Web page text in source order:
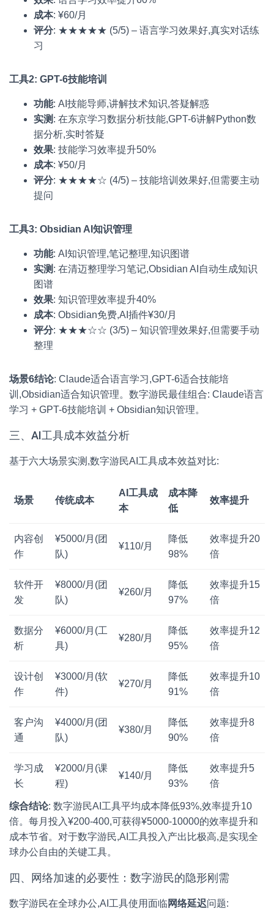
成本: ¥60/月
评分: ★★★★★ (5/5) – 语言学习效果好,真实对话练
习
工具2: GPT-6技能培训
功能: AI技能导师,讲解技术知识,答疑解惑
实测 : 在东京学习数据分析技能,GPT-6讲解Python数
据分析,实时答疑
效果: 技能学习效率提升50%
成本: ¥50/月
评分: ★★★★☆ (4/5) – 技能培训效果好,但需要主动
提问
工具3: Obsidian AI知识管理
功能: AI知识管理,笔记整理,知识图谱
实测 : 在清迈整理学习笔记,Obsidian AI自动生成知识
图谱
效果: 知识管理效率提升40%
成本: Obsidian免费,AI插件¥30/月
评分: ★★★☆☆ (3/5) – 知识管理效果好,但需要手动
整理
场景6结论: Claude适合语言学习,GPT-6适合技能培
训,Obsidian适合知识管理。数字游民最佳组合: Claude语言
学习 + GPT-6技能培训 + Obsidian知识管理。
三、AI工具成本效益分析
基于六大场景实测,数字游民AI工具成本效益对比:
场景 传统成本
AI工具成
本
成本降
低
效率提升
内容创
作
¥5000/月(团
队)
¥110/月
降低
98%
效率提升20
倍
软件开
发
¥8000/月(团
队)
¥260/月
降低
97%
效率提升15
倍
数据分
析
¥6000/月(工
具)
¥280/月
降低
95%
效率提升12
倍
设计创
作
¥3000/月(软
件)
¥270/月
降低
91%
效率提升10
倍
客户沟
通
¥4000/月(团
队)
¥380/月
降低
90%
效率提升8
倍
学习成
长
¥2000/月(课
程)
¥140/月
降低
93%
效率提升5
倍
综合结论: 数字游民AI工具平均成本降低93%,效率提升10
倍。每月投入¥200-400,可获得¥5000-10000的效率提升和
成本节省。对于数字游民,AI工具投入产出比极高,是实现全
球办公自由的关键工具。
四、网络加速的必要性：数字游民的隐形刚需
数字游民在全球办公,AI工具使用面临 网络延迟问题: